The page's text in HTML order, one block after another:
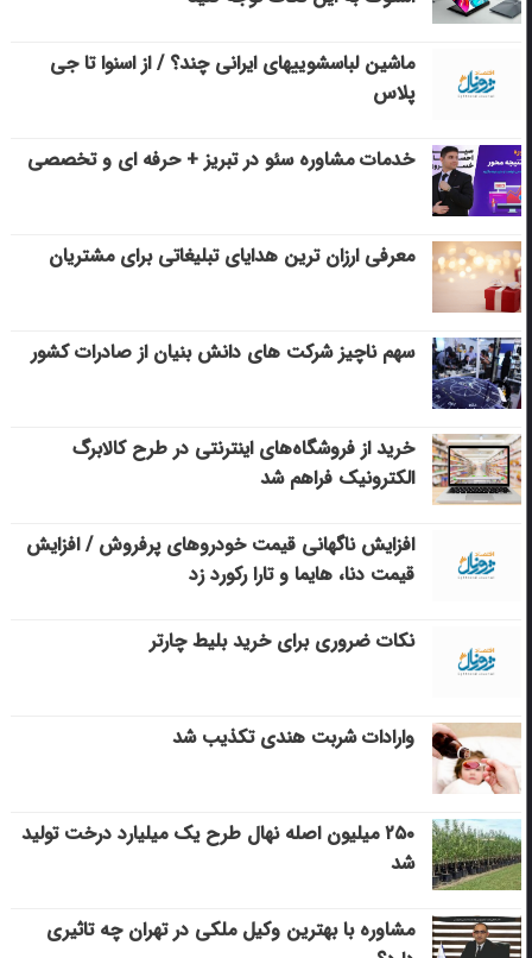
ماشین لباسشویی‎های ایرانی چند؟ / از اسنوا تا جی
پلاس
خدمات مشاوره سئو در تبریز + حرفه ای و تخصصی
معرفی ارزان ترین هدایای تبلیغاتی برای مشتریان
سهم ناچیز شرکت های دانش بنیان از صادرات کشور
خرید از فروشگاه‌های اینترنتی در طرح کالابرگ
الکترونیک فراهم شد
افزایش ناگهانی قیمت خودروهای پرفروش / افزایش
قیمت دنا، هایما و تارا رکورد زد
نکات ضروری برای خرید بلیط چارتر
وارادات شربت هندی تکذیب شد
۲۵۰ میلیون اصله نهال طرح یک میلیارد درخت تولید
شد
مشاوره با بهترین وکیل ملکی در تهران چه تاثیری